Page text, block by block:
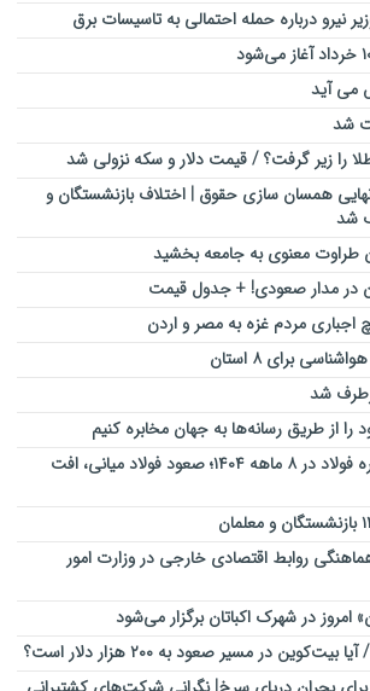
نیرو درباره حمله احتمالی به تاسیسات برق
آید
شد
را زیر گرفت؟ / قیمت دلار و سکه نزولی شد
همسان سازی حقوق | اختلاف بازنشستگان و
شد
طراوت معنوی به جامعه بخشید
در مدار صعودی! + جدول قیمت
اجباری مردم غزه به مصر و اردن
برای ۸ استان
شد
از طریق رسانه‌ها به جهان مخابره کنیم
عملکرد متناقض زنجیره فولاد در ۸ ماهه ۱۴۰۴؛ صعود فولاد میانی، افت
روابط اقتصادی خارجی در وزارت امور
امروز در شهرک اکباتان برگزار می‌شود